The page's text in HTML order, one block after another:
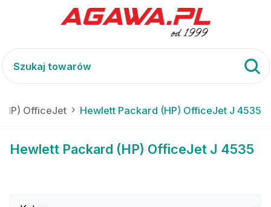
OfficeJet Hewlett Packard (HP) OfficeJet J 4535
Hewlett Packard (HP) OfficeJet J 4535